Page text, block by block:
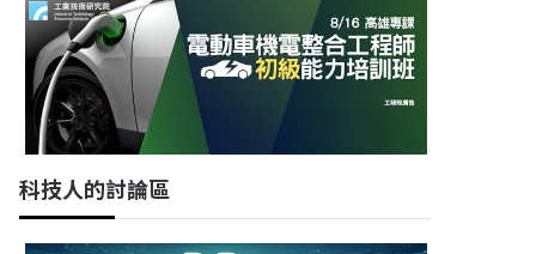
科技人的討論區